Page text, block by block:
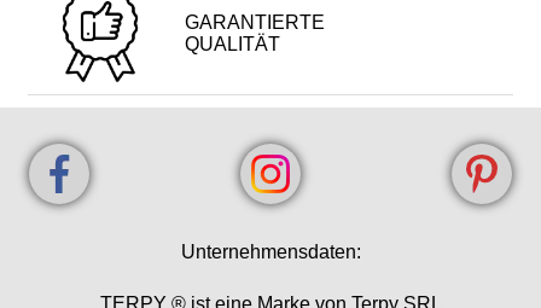
GARANTIERTE
QUALITÄT
Unternehmensdaten:
TERPY ® ist eine Marke von Terpy SRL